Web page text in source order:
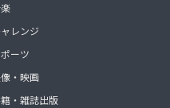
レンジ
ーツ
・映画
・雑誌出版